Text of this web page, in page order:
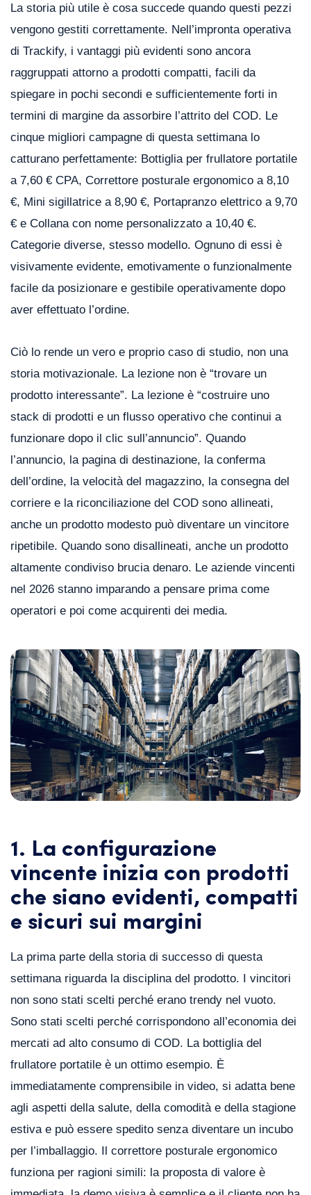
La storia più utile è cosa succede quando questi pezzi
vengono gestiti correttamente. Nell’impronta operativa
di Trackify, i vantaggi più evidenti sono ancora
raggruppati attorno a prodotti compatti, facili da
spiegare in pochi secondi e sufficientemente forti in
termini di margine da assorbire l’attrito del COD. Le
cinque migliori campagne di questa settimana lo
catturano perfettamente: Bottiglia per frullatore portatile
a 7,60 € CPA, Correttore posturale ergonomico a 8,10
€, Mini sigillatrice a 8,90 €, Portapranzo elettrico a 9,70
€ e Collana con nome personalizzato a 10,40 €.
Categorie diverse, stesso modello. Ognuno di essi è
visivamente evidente, emotivamente o funzionalmente
facile da posizionare e gestibile operativamente dopo
aver effettuato l’ordine.
Ciò lo rende un vero e proprio caso di studio, non una
storia motivazionale. La lezione non è “trovare un
prodotto interessante”. La lezione è “costruire uno
stack di prodotti e un flusso operativo che continui a
funzionare dopo il clic sull’annuncio”. Quando
l’annuncio, la pagina di destinazione, la conferma
dell’ordine, la velocità del magazzino, la consegna del
corriere e la riconciliazione del COD sono allineati,
anche un prodotto modesto può diventare un vincitore
ripetibile. Quando sono disallineati, anche un prodotto
altamente condiviso brucia denaro. Le aziende vincenti
nel 2026 stanno imparando a pensare prima come
operatori e poi come acquirenti dei media.
1. La configurazione
vincente inizia con prodotti
che siano evidenti, compatti
e sicuri sui margini
La prima parte della storia di successo di questa
settimana riguarda la disciplina del prodotto. I vincitori
non sono stati scelti perché erano trendy nel vuoto.
Sono stati scelti perché corrispondono all’economia dei
mercati ad alto consumo di COD. La bottiglia del
frullatore portatile è un ottimo esempio. È
immediatamente comprensibile in video, si adatta bene
agli aspetti della salute, della comodità e della stagione
estiva e può essere spedito senza diventare un incubo
per l’imballaggio. Il correttore posturale ergonomico
funziona per ragioni simili: la proposta di valore è